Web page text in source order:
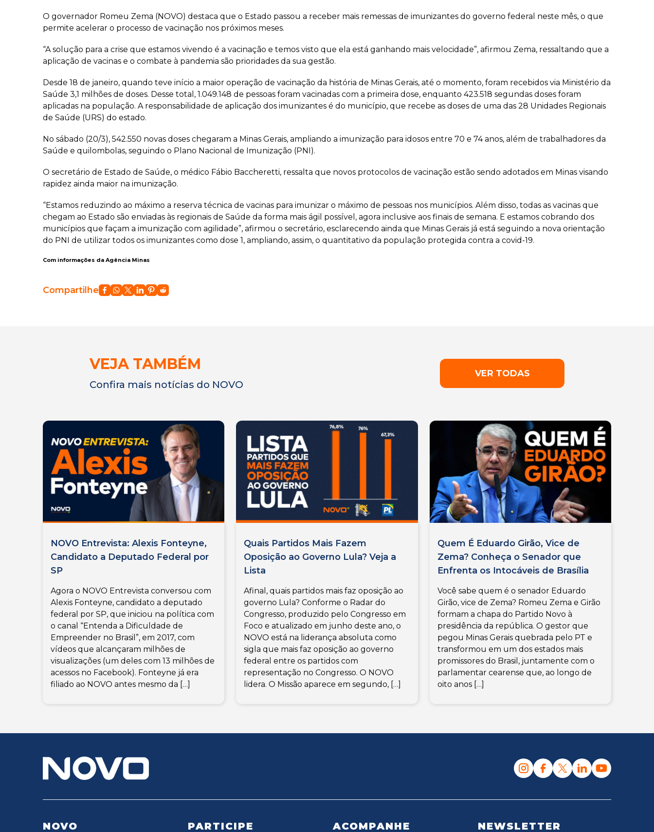
O governador Romeu Zema (NOVO) destaca que o Estado passou a receber mais remessas de imunizantes do governo federal neste mês, o que
permite acelerar o processo de vacinação nos próximos meses.
“A solução para a crise que estamos vivendo é a vacinação e temos visto que ela está ganhando mais velocidade”, afirmou Zema, ressaltando que a
aplicação de vacinas e o combate à pandemia são prioridades da sua gestão.
Desde 18 de janeiro, quando teve início a maior operação de vacinação da história de Minas Gerais, até o momento, foram recebidos via Ministério da
Saúde 3,1 milhões de doses. Desse total, 1.049.148 de pessoas foram vacinadas com a primeira dose, enquanto 423.518 segundas doses foram
aplicadas na população. A responsabilidade de aplicação dos imunizantes é do município, que recebe as doses de uma das 28 Unidades Regionais
de Saúde (URS) do estado.
No sábado (20/3), 542.550 novas doses chegaram a Minas Gerais, ampliando a imunização para idosos entre 70 e 74 anos, além de trabalhadores da
Saúde e quilombolas, seguindo o Plano Nacional de Imunização (PNI).
O secretário de Estado de Saúde, o médico Fábio Baccheretti, ressalta que novos protocolos de vacinação estão sendo adotados em Minas visando
rapidez ainda maior na imunização.
“Estamos reduzindo ao máximo a reserva técnica de vacinas para imunizar o máximo de pessoas nos municípios. Além disso, todas as vacinas que
chegam ao Estado são enviadas às regionais de Saúde da forma mais ágil possível, agora inclusive aos finais de semana. E estamos cobrando dos
municípios que façam a imunização com agilidade”, afirmou o secretário, esclarecendo ainda que Minas Gerais já está seguindo a nova orientação
do PNI de utilizar todos os imunizantes como dose 1, ampliando, assim, o quantitativo da população protegida contra a covid-19.
Com informações da Agência Minas
Compartilhe
VEJA TAMBÉM
Confira mais notícias do NOVO
VER TODAS
NOVO Entrevista: Alexis Fonteyne,
Candidato a Deputado Federal por
SP
Agora o NOVO Entrevista conversou com
Alexis Fonteyne, candidato a deputado
federal por SP, que iniciou na política com
o canal “Entenda a Dificuldade de
Empreender no Brasil”, em 2017, com
vídeos que alcançaram milhões de
visualizações (um deles com 13 milhões de
acessos no Facebook). Fonteyne já era
filiado ao NOVO antes mesmo da […]
Quais Partidos Mais Fazem
Oposição ao Governo Lula? Veja a
Lista
Afinal, quais partidos mais faz oposição ao
governo Lula? Conforme o Radar do
Congresso, produzido pelo Congresso em
Foco e atualizado em junho deste ano, o
NOVO está na liderança absoluta como
sigla que mais faz oposição ao governo
federal entre os partidos com
representação no Congresso. O NOVO
lidera. O Missão aparece em segundo, […]
Quem É Eduardo Girão, Vice de
Zema? Conheça o Senador que
Enfrenta os Intocáveis de Brasília
Você sabe quem é o senador Eduardo
Girão, vice de Zema? Romeu Zema e Girão
formam a chapa do Partido Novo à
presidência da república. O gestor que
pegou Minas Gerais quebrada pelo PT e
transformou em um dos estados mais
promissores do Brasil, juntamente com o
parlamentar cearense que, ao longo de
oito anos […]
NOVO PARTICIPE ACOMPANHE NEWSLETTER